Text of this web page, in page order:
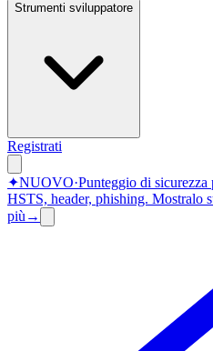
Strumenti sviluppatore
Registrati
✦NUOVO·Punteggio di
HSTS, header, phishing. Mostralo
più →